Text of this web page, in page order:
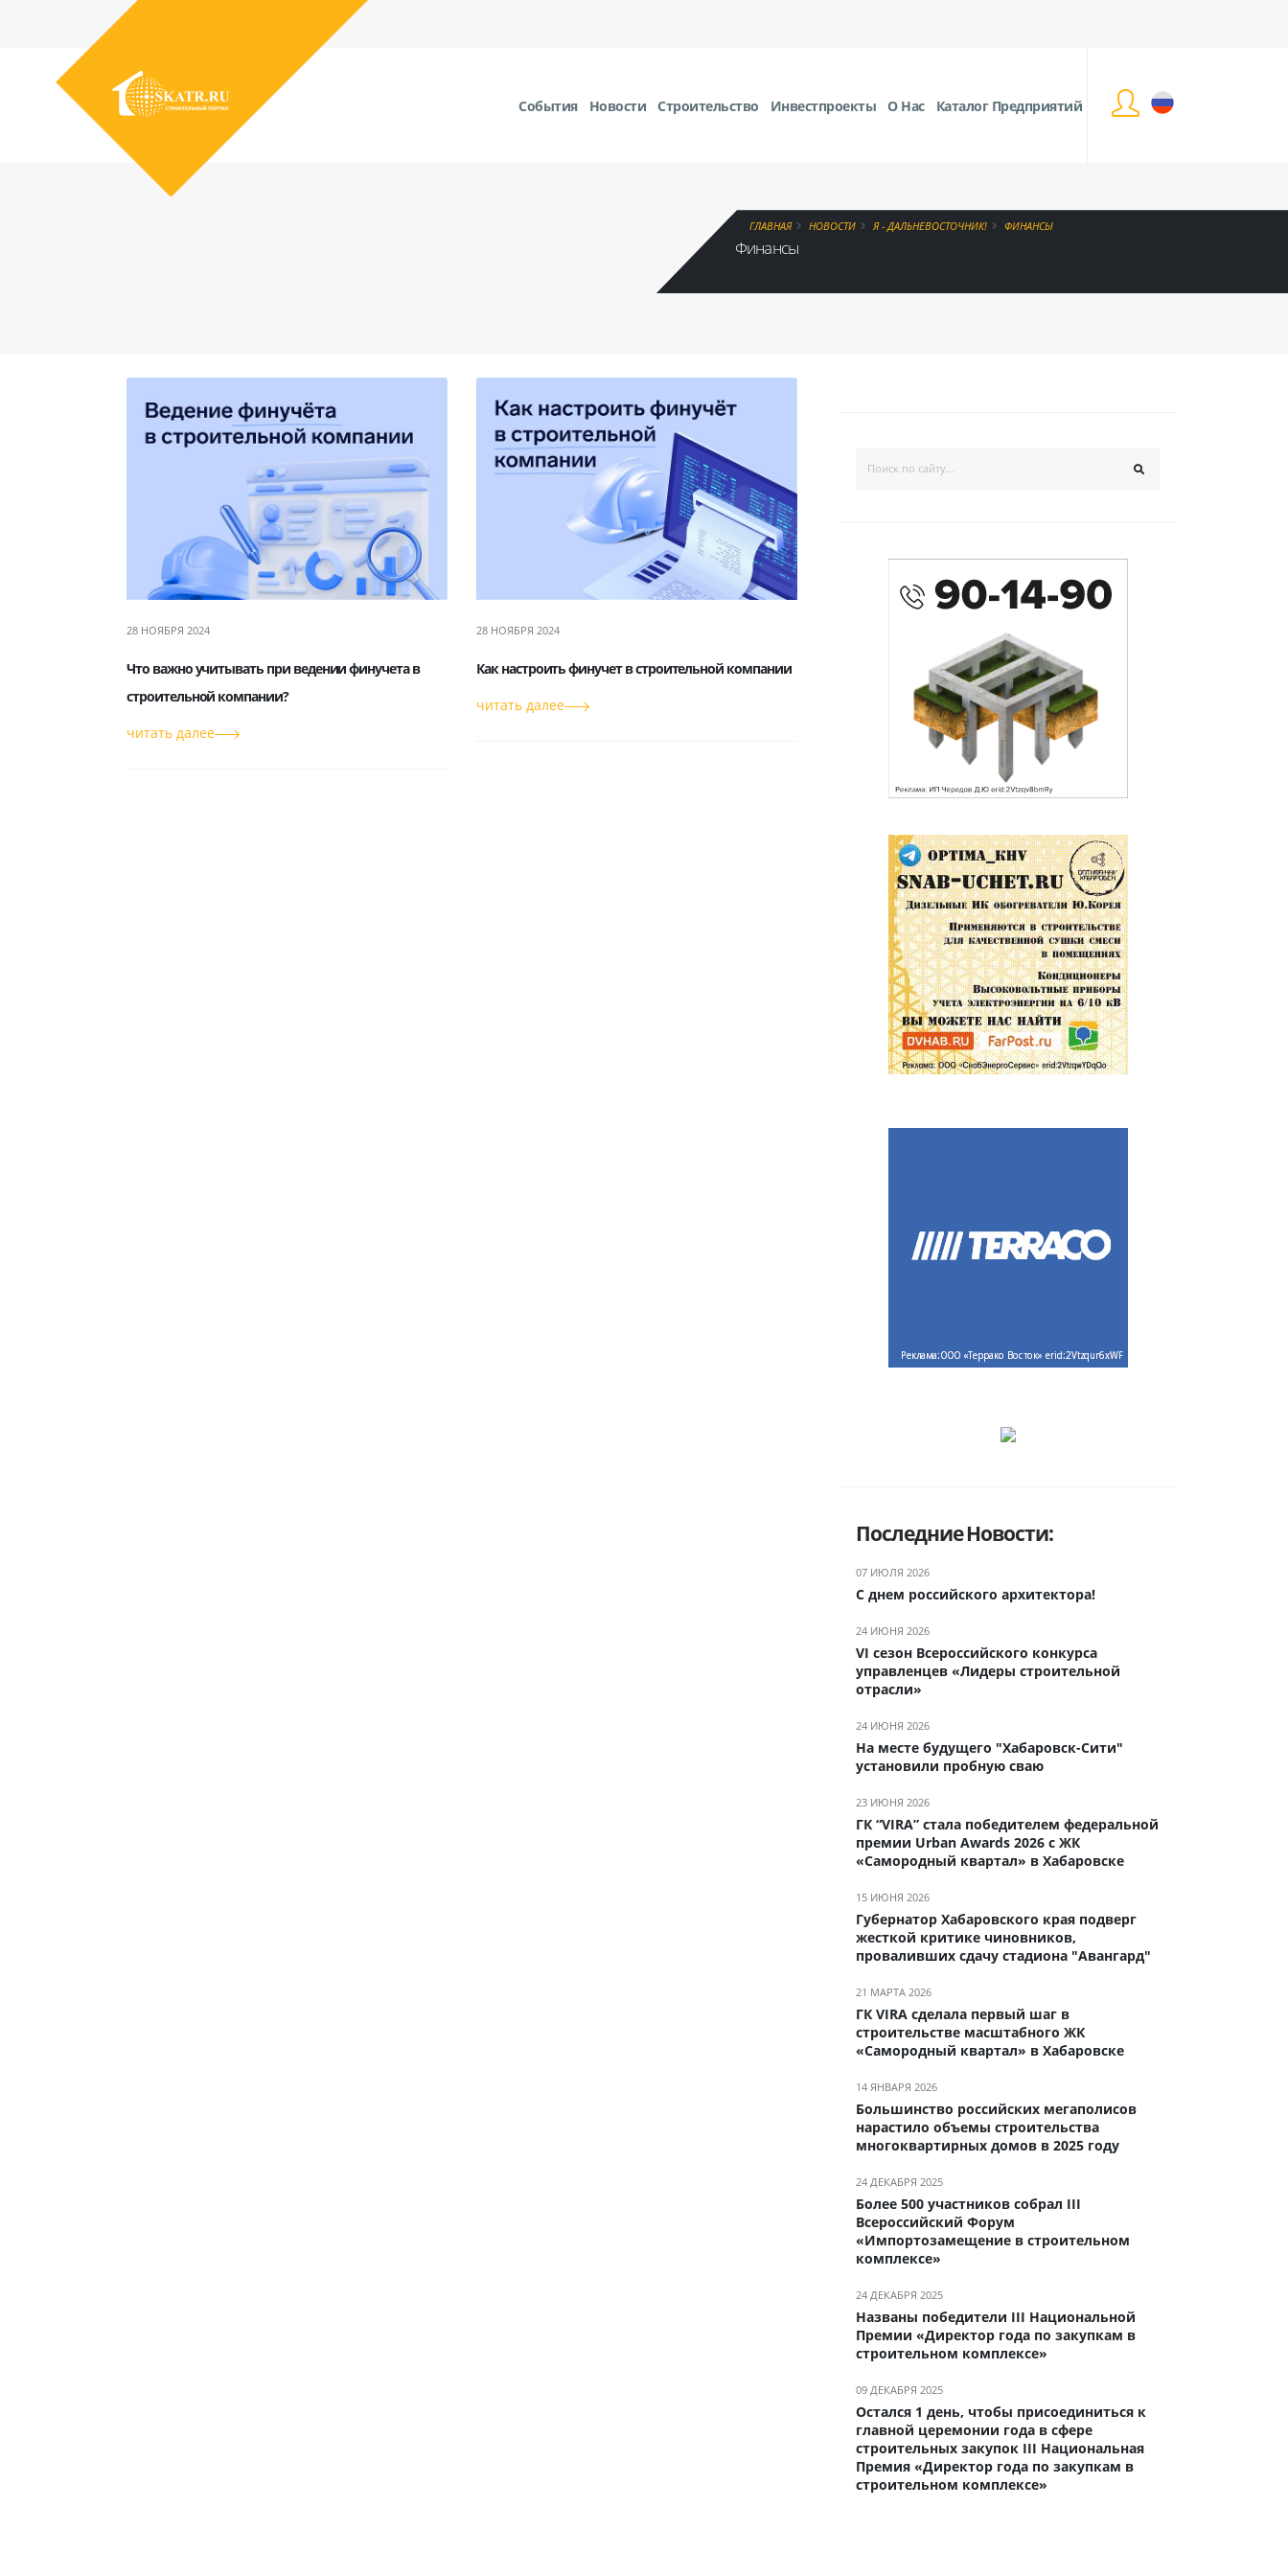
События Новости Строительство Инвестпроекты О Нас Каталог Предприятий
ГЛАВНАЯ НОВОСТИ Я - ДАЛЬНЕВОСТОЧНИК! ФИНАНСЫ
Финансы
28 НОЯБРЯ 2024
Что важно учитывать при ведении финучета в
строительной компании?
читать далее
28 НОЯБРЯ 2024
Как настроить финучет в строительной компании
читать далее
Последние Новости:
07 ИЮЛЯ 2026
С днем российского архитектора!
24 ИЮНЯ 2026
VI сезон Всероссийского конкурса
управленцев «Лидеры строительной
отрасли»
24 ИЮНЯ 2026
На месте будущего "Хабаровск-Сити"
установили пробную сваю
23 ИЮНЯ 2026
ГК “VIRA” стала победителем федеральной
премии Urban Awards 2026 с ЖК
«Самородный квартал» в Хабаровске
15 ИЮНЯ 2026
Губернатор Хабаровского края подверг
жесткой критике чиновников,
проваливших сдачу стадиона "Авангард"
21 МАРТА 2026
ГК VIRA сделала первый шаг в
строительстве масштабного ЖК
«Самородный квартал» в Хабаровске
14 ЯНВАРЯ 2026
Большинство российских мегаполисов
нарастило объемы строительства
многоквартирных домов в 2025 году
24 ДЕКАБРЯ 2025
Более 500 участников собрал III
Всероссийский Форум
«Импортозамещение в строительном
комплексе»
24 ДЕКАБРЯ 2025
Названы победители III Национальной
Премии «Директор года по закупкам в
строительном комплексе»
09 ДЕКАБРЯ 2025
Остался 1 день, чтобы присоединиться к
главной церемонии года в сфере
строительных закупок III Национальная
Премия «Директор года по закупкам в
строительном комплексе»